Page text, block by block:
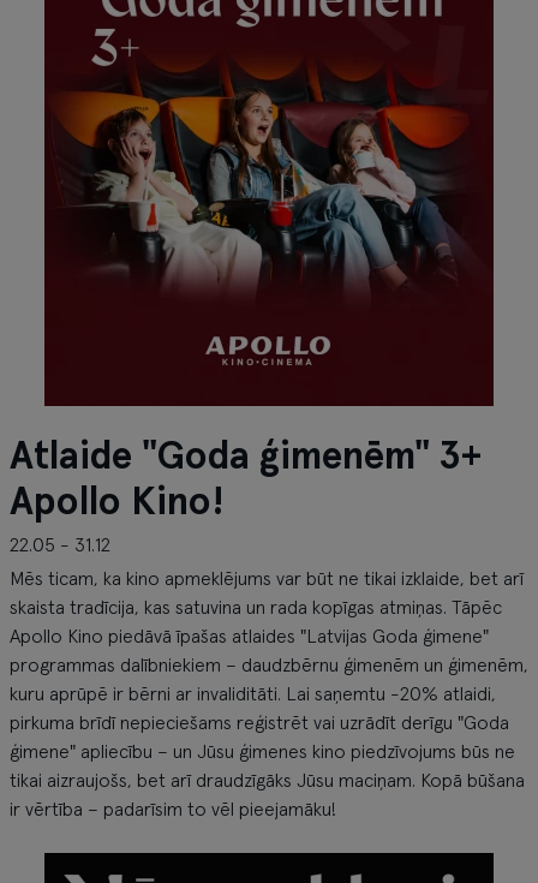
Atlaide "Goda ģimenēm" 3+
Apollo Kino!
22.05 - 31.12
Mēs ticam, ka kino apmeklējums var būt ne tikai izklaide, bet arī
skaista tradīcija, kas satuvina un rada kopīgas atmiņas. Tāpēc
Apollo Kino piedāvā īpašas atlaides "Latvijas Goda ģimene"
programmas dalībniekiem – daudzbērnu ģimenēm un ģimenēm,
kuru aprūpē ir bērni ar invaliditāti. Lai saņemtu -20% atlaidi,
pirkuma brīdī nepieciešams reģistrēt vai uzrādīt derīgu "Goda
ģimene" apliecību – un Jūsu ģimenes kino piedzīvojums būs ne
tikai aizraujošs, bet arī draudzīgāks Jūsu maciņam. Kopā būšana
ir vērtība – padarīsim to vēl pieejamāku!